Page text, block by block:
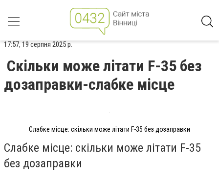
17:57, 19 серпня 2025 р.
Скільки може літати F-35 без
дозаправки-слабке місце
Слабке місце: скільки може літати F-35 без дозаправки
Слабке місце: скільки може літати F-35
без дозаправки